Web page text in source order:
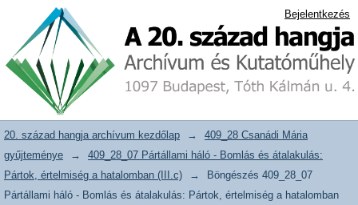
Böngészés 409_28_07 Pártállami háló -
Bomlás és átalakulás: Pártok,
értelmiség a hatalomban (III.c)
kutatásvezetők neve szerint
20. század hangja archívum adattár Bejelentkezés
20. század hangja archívum kezdőlap →
409_28 Csanádi Mária
gyűjteménye
→
409_28_07 Pártállami háló - Bomlás és átalakulás:
Pártok, értelmiség a hatalomban (III.c)
→
Böngészés 409_28_07
Pártállami háló - Bomlás és átalakulás: Pártok, értelmiség a hatalomban